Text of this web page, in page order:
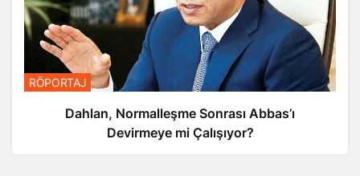
RÖPORTAJ
Dahlan, Normalleşme Sonrası Abbas’ı
Devirmeye mi Çalışıyor?